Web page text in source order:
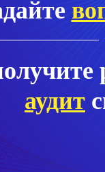
аудит